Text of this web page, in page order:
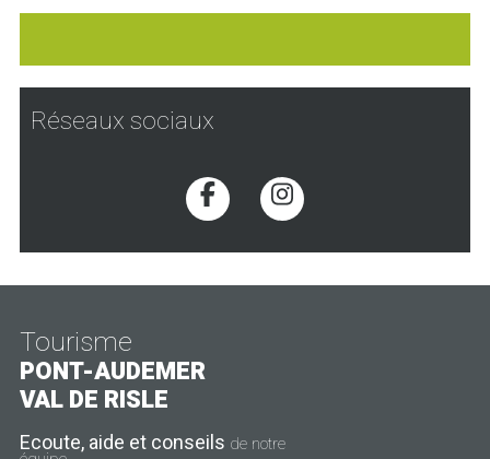
Réseaux sociaux
Voir la page Facebook
Voir la page
Tourisme
PONT-AUDEMER
VAL DE RISLE
Ecoute, aide et conseils de notre